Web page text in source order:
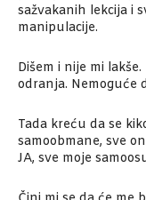
sažvakanih lekcija i
manipulacije.
Dišem i nije mi
odranja. Nemoguće
Tada kreću da se
samoobmane, sve
JA, sve moje